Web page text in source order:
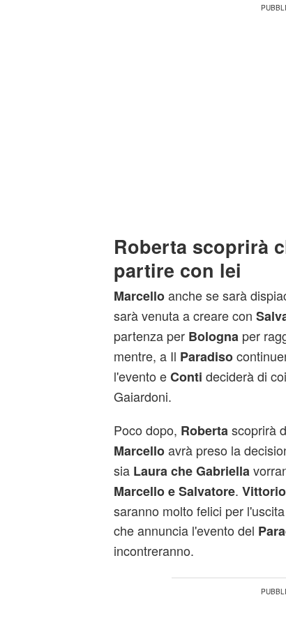
Roberta scoprirà
partire con lei
Marcelloanche se sarà
sarà venuta a creare con
partenza per Bologna per
mentre, a Il Paradiso
l'evento eConti deciderà di
Gaiardoni.
Poco dopo, Roberta scoprirà
Marcelloavrà preso la
sia Laura che Gabriella
Marcello e Salvatore. Vittorio
saranno molto felici per
che annuncia l'evento del
incontreranno.